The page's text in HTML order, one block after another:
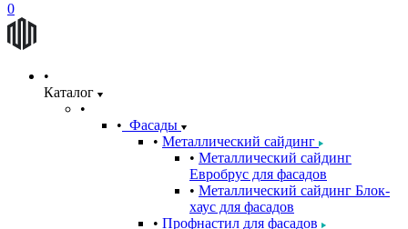
0
Каталог
Фасады
Металлический сайдинг
Металлический сайдинг
Евробрус для фасадов
Металлический сайдинг Блок-
хаус для фасадов
Профнастил для фасадов